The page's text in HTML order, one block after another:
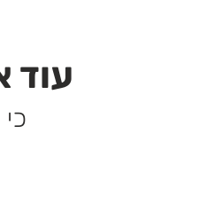
עוד